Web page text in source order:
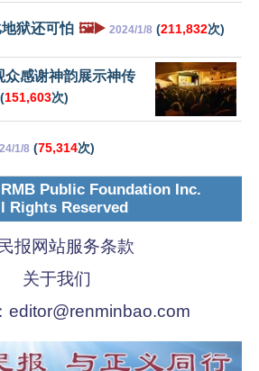
狱还可怕 🖼️▶️ 2024/1/8 (211,832次)
众感谢神韵展示神传
(151,603次)
1/8 (75,314次)
Public Foundation Inc.
Rights Reserved
报网站服务条款
关于我们
editor@renminbao.com